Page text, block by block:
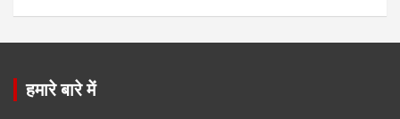
हमारे बारे में